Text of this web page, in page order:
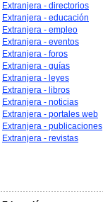
Extranjera - directorios
Extranjera - educación
Extranjera - empleo
Extranjera - eventos
Extranjera - foros
Extranjera - guías
Extranjera - leyes
Extranjera - libros
Extranjera - noticias
Extranjera - portales web
Extranjera - publicaciones
Extranjera - revistas